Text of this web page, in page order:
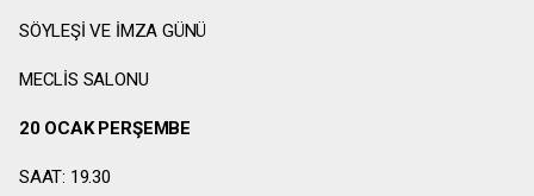
SÖYLEŞİ VE İMZA GÜNÜ
MECLİS SALONU
20 OCAK PERŞEMBE
SAAT: 19.30